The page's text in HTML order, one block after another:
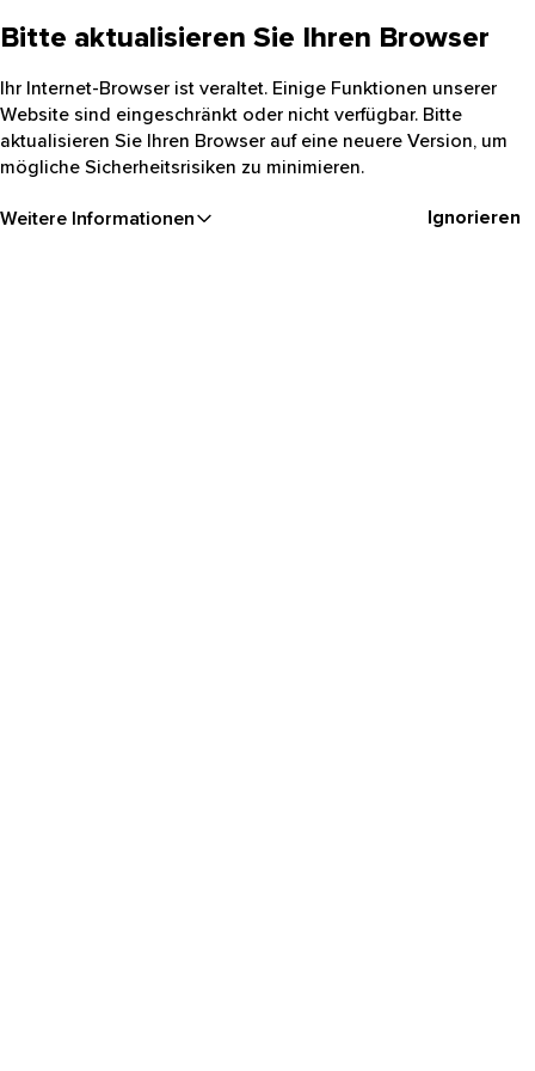
Bitte aktualisieren Sie Ihren Browser
Ihr Internet-Browser ist veraltet. Einige Funktionen unserer
Website sind eingeschränkt oder nicht verfügbar. Bitte
aktualisieren Sie Ihren Browser auf eine neuere Version, um
mögliche Sicherheitsrisiken zu minimieren.
Weitere Informationen Ignorieren